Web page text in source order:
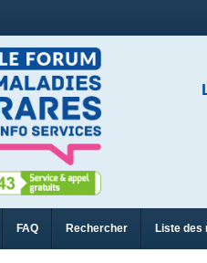
FAQ Rechercher Liste des